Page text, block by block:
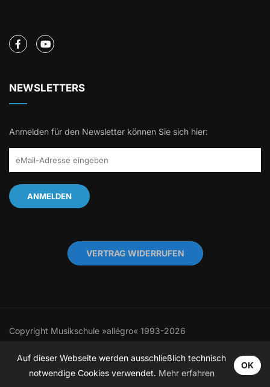
NEWSLETTERS
Anmelden für den Newsletter können Sie sich hier:
VERTRAG WIDERRUFEN
Copyright Musikschule »allégro« 1993-2026
Auf dieser Webseite werden ausschließlich technisch
notwendige Cookies verwendet. Mehr erfahren
OK